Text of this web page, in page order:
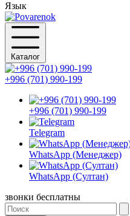
Язык
Каталог
+996 (701) 990-199
+996 (701) 990-199
Telegram
WhatsApp (Менеджер)
WhatsApp (Султан)
звонки бесплатны